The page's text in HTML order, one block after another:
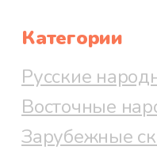
Категории
Русские
Восточные
Зарубежные